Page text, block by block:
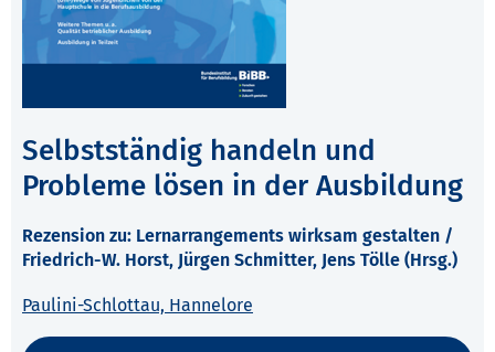
Selbstständig handeln und
Probleme lösen in der Ausbildung
Rezension zu: Lernarrangements wirksam gestalten /
Friedrich-W. Horst, Jürgen Schmitter, Jens Tölle (Hrsg.)
Paulini-Schlottau, Hannelore